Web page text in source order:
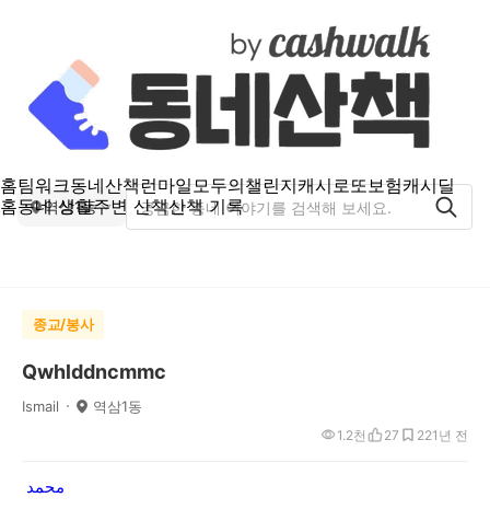
홈팀워크동네산책런마일모두의챌린지캐시로또보험캐시딜
홈동네 생활주변 산책산책 기록
역삼1동
종교/봉사
Qwhlddncmmc
Ismail 역삼1동
1년 전
1.2천 27 22
محمد